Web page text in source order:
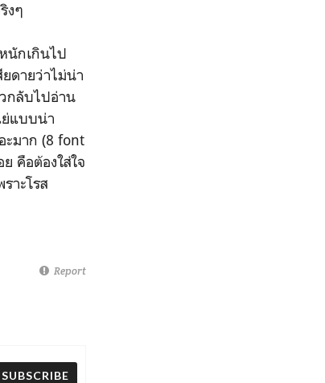
งๆ
นักเกินไป
ดายว่าไม่น่า
กลับไปอ่าน
ย่แบบน่า
ะมาก (8 font
คือต้องใส่ใจ
าะโรส
Report
SUBSCRIBE